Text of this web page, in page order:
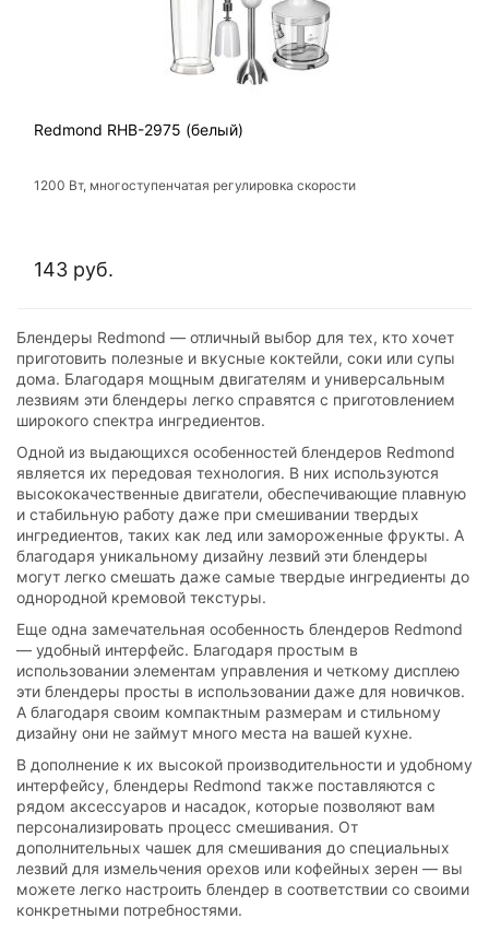
Redmond RHB-2975 (белый)
1200 Вт, многоступенчатая регулировка скорости
143 руб.
Блендеры Redmond — отличный выбор для тех, кто хочет
приготовить полезные и вкусные коктейли, соки или супы
дома. Благодаря мощным двигателям и универсальным
лезвиям эти блендеры легко справятся с приготовлением
широкого спектра ингредиентов.
Одной из выдающихся особенностей блендеров Redmond
является их передовая технология. В них используются
высококачественные двигатели, обеспечивающие плавную
и стабильную работу даже при смешивании твердых
ингредиентов, таких как лед или замороженные фрукты. А
благодаря уникальному дизайну лезвий эти блендеры
могут легко смешать даже самые твердые ингредиенты до
однородной кремовой текстуры.
Еще одна замечательная особенность блендеров Redmond
— удобный интерфейс. Благодаря простым в
использовании элементам управления и четкому дисплею
эти блендеры просты в использовании даже для новичков.
А благодаря своим компактным размерам и стильному
дизайну они не займут много места на вашей кухне.
В дополнение к их высокой производительности и удобному
интерфейсу, блендеры Redmond также поставляются с
рядом аксессуаров и насадок, которые позволяют вам
персонализировать процесс смешивания. От
дополнительных чашек для смешивания до специальных
лезвий для измельчения орехов или кофейных зерен — вы
можете легко настроить блендер в соответствии со своими
конкретными потребностями.